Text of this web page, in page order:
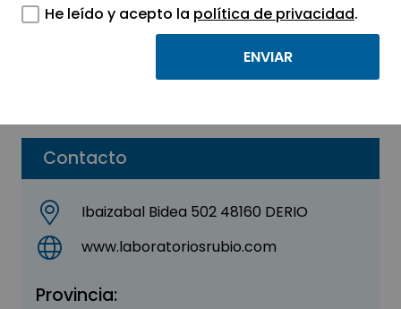
Contacto
Ibaizabal Bidea 502 48160 DERIO
www.laboratoriosrubio.com
Provincia:
MEDICINA Y SALUD
Químico / Farmacéutico
He leído y acepto la política de privacidad.